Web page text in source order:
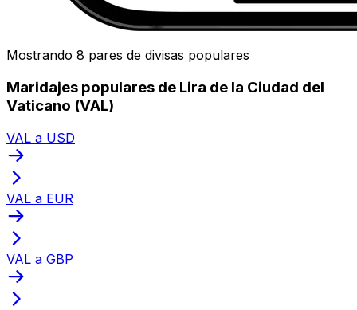
Mostrando 8 pares de divisas populares
Maridajes populares de Lira de la Ciudad del
Vaticano (VAL)
VAL a USD
VAL a EUR
VAL a GBP